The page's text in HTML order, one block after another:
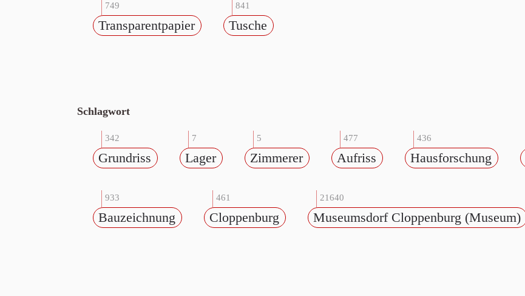
749
Transparentpapier
841
Tusche
Schlagwort
342
Grundriss
7
Lager
5
Zimmerer
477
Aufriss
436
Hausforschung
933
Bauzeichnung
461
Cloppenburg
21640
Museumsdorf Cloppenburg (Museum)